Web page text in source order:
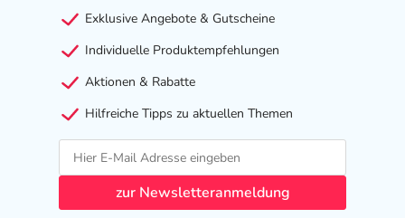
- Übelkeit
- Durchfälle
- Blähungen
- Blutungen im Analbereich
- Appetitlosigkeit
- Kopfschmerzen
- Zittern
Exklusive Angebote & Gutscheine
Individuelle Produktempfehlungen
Aktionen & Rabatte
Hilfreiche Tipps zu aktuellen Themen
zur Newsletteranmeldung